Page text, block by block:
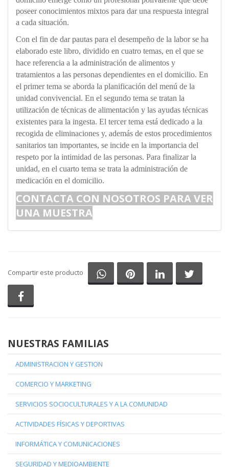
poseer conocimientos mixtos para dar una respuesta integral
a cada situación.
Con el fin de dar pautas para el desempeño de la labor se ha
elaborado este libro, dividido en cuatro temas, en el que se
hace referencia a la administración de alimentos y
tratamientos a las personas dependientes en el domicilio. En
el primer tema se aborda la planificación del menú de la
unidad convivencial. En el segundo tema se tratan la
utilización de técnicas de alimentación y las ayudas técnicas
existentes para la ingesta. El tercer tema está dedicado a la
recogida de eliminaciones y, además de estos procedimientos
sanitarios tan importantes, se incide en la importancia del
respeto por la intimidad de las personas. Para finalizar la
unidad, en el cuarto tema se trata la administración de
medicación en el domicilio.
CONTACTA CON NOSOTROS PARA VER
UNA MUESTRA
Compartir este producto Compartir en Whatsapp
Compartir en Pinterest
Compartir en
NUESTRAS FAMILIAS
ADMINISTRACION Y GESTION
COMERCIO Y MARKETING
SERVICIOS SOCIOCULTURALES Y A LA COMUNIDAD
ACTIVIDADES FÍSICAS Y DEPORTIVAS
INFORMÁTICA Y COMUNICACIONES
SEGURIDAD Y MEDIOAMBIENTE